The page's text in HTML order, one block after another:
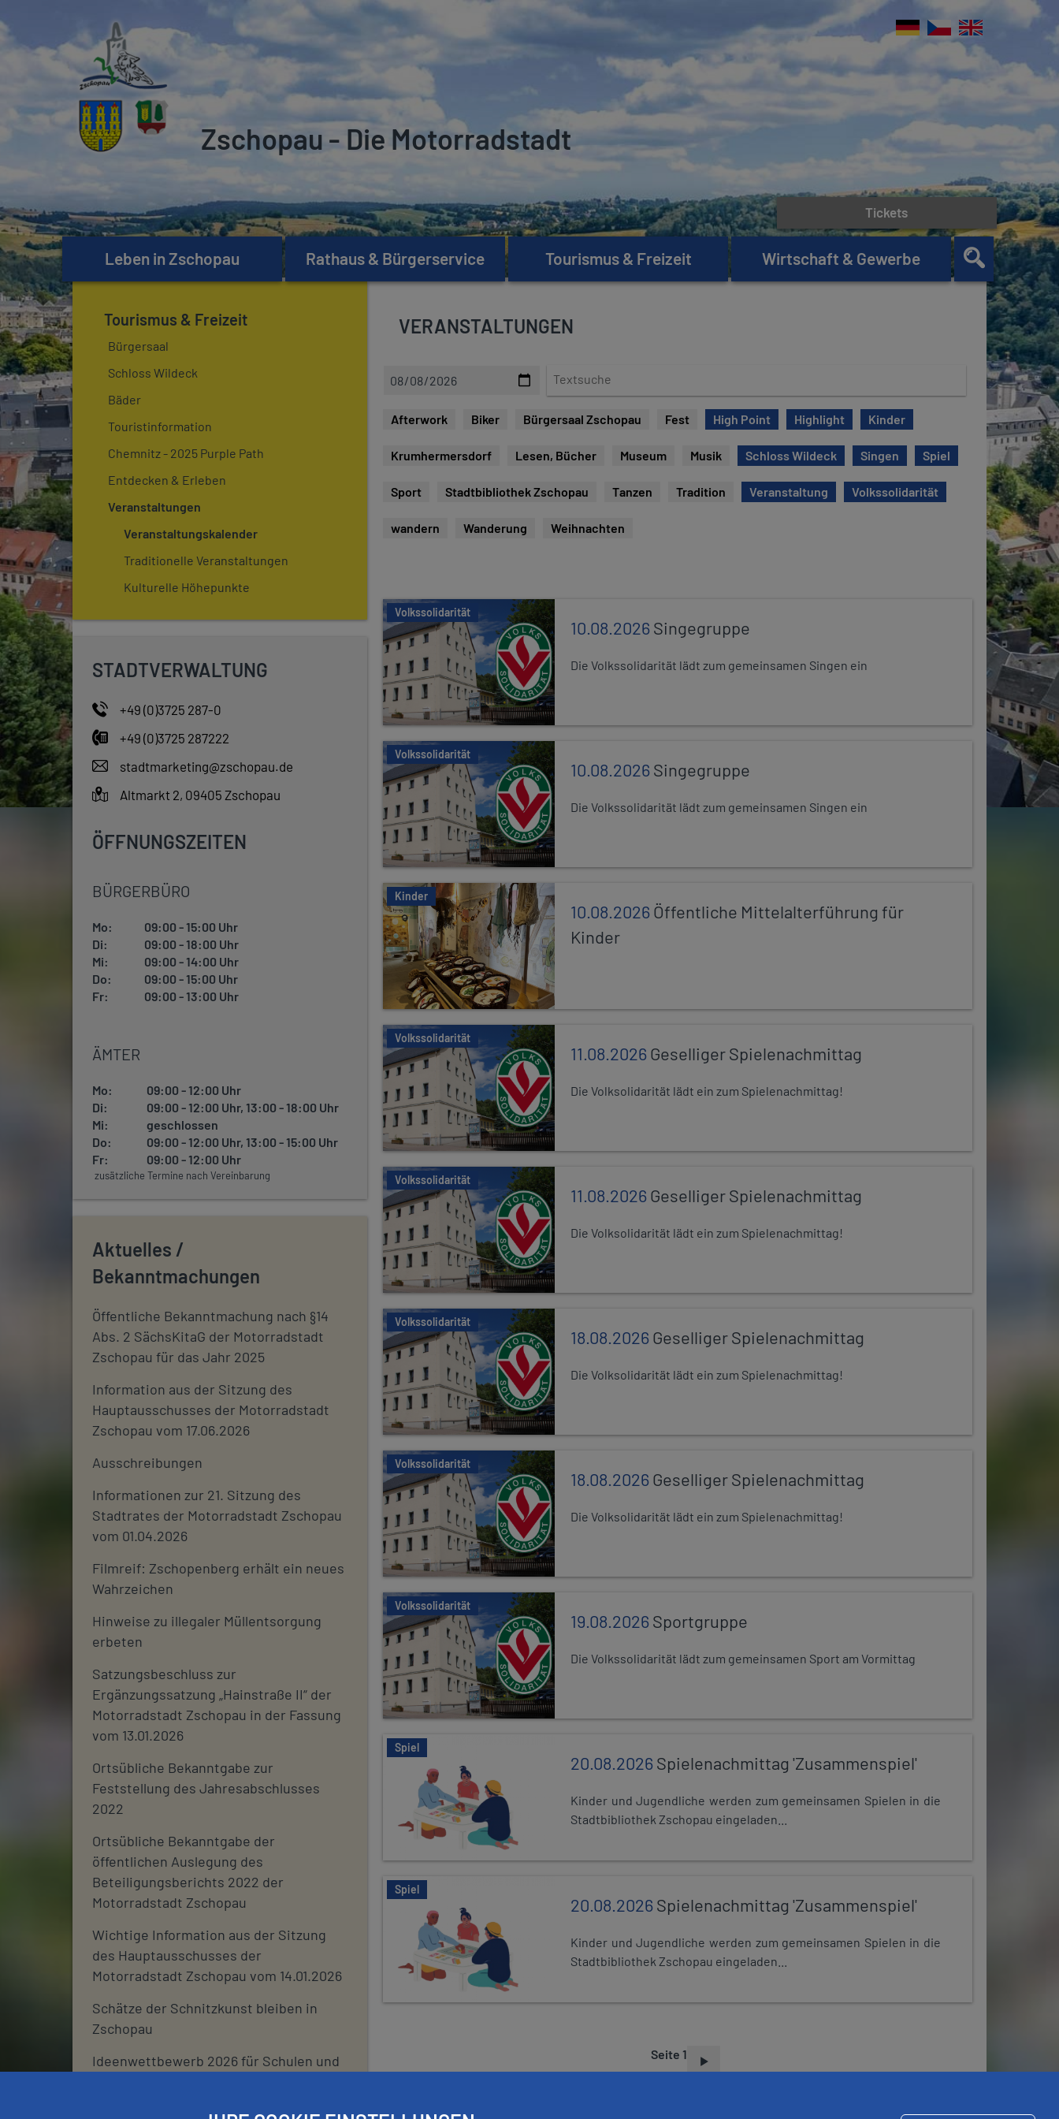
Zschopau - Die Motorradstadt
Leben in Zschopau Rathaus & Bürgerservice Tourismus & Freizeit Wirtschaft & Gewerbe
Tickets
Tourismus & Freizeit
Bürgersaal
Schloss Wildeck
Bäder
Touristinformation
Chemnitz - 2025 Purple Path
Entdecken & Erleben
Veranstaltungen
Veranstaltungskalender
Traditionelle Veranstaltungen
Kulturelle Höhepunkte
STADTVERWALTUNG
+49 (0)3725 287-0
+49 (0)3725 287222
stadtmarketing@zschopau.de
Altmarkt 2, 09405 Zschopau
ÖFFNUNGSZEITEN
BÜRGERBÜRO
Mo:
09:00 - 15:00 Uhr
Di:
09:00 - 18:00 Uhr
Mi:
09:00 - 14:00 Uhr
Do:
09:00 - 15:00 Uhr
Fr:
09:00 - 13:00 Uhr
ÄMTER
Mo:
09:00 - 12:00 Uhr
Di:
09:00 - 12:00 Uhr, 13:00 - 18:00 Uhr
Mi:
geschlossen
Do:
09:00 - 12:00 Uhr, 13:00 - 15:00 Uhr
Fr:
09:00 - 12:00 Uhr
zusätzliche Termine nach Vereinbarung
Aktuelles /
Bekanntmachungen
Öffentliche Bekanntmachung nach §14
Abs. 2 SächsKitaG der Motorradstadt
Zschopau für das Jahr 2025
Information aus der Sitzung des
Hauptausschusses der Motorradstadt
Zschopau vom 17.06.2026
Ausschreibungen
Informationen zur 21. Sitzung des
Stadtrates der Motorradstadt Zschopau
vom 01.04.2026
Filmreif: Zschopenberg erhält ein neues
Wahrzeichen
Hinweise zu illegaler Müllentsorgung
erbeten
Satzungsbeschluss zur
Ergänzungssatzung „Hainstraße II“ der
Motorradstadt Zschopau in der Fassung
vom 13.01.2026
Ortsübliche Bekanntgabe zur
Feststellung des Jahresabschlusses
2022
Ortsübliche Bekanntgabe der
öffentlichen Auslegung des
Beteiligungsberichts 2022 der
Motorradstadt Zschopau
Wichtige Information aus der Sitzung
des Hauptausschusses der
Motorradstadt Zschopau vom 14.01.2026
Schätze der Schnitzkunst bleiben in
Zschopau
Ideenwettbewerb 2026 für Schulen und
Stadtjournal 2026: Wir suchen euch
VERANSTALTUNGEN
t
u
h
Afterwork Biker Bürgersaal Zschopau Fest High Point Highlight Kinder
Krumhermersdorf Lesen, Bücher Museum Musik Schloss Wildeck Singen Spiel
Sport Stadtbibliothek Zschopau Tanzen Tradition Veranstaltung Volkssolidarität
wandern Wanderung Weihnachten
Volkssolidarität
10.08.2026Singegruppe
Die Volkssolidarität lädt zum gemeinsamen Singen ein
Volkssolidarität
10.08.2026Singegruppe
Die Volkssolidarität lädt zum gemeinsamen Singen ein
Kinder
10.08.2026Öffentliche Mittelalterführung für
Kinder
Volkssolidarität
11.08.2026Geselliger Spielenachmittag
Die Volksolidarität lädt ein zum Spielenachmittag!
Volkssolidarität
11.08.2026Geselliger Spielenachmittag
Die Volksolidarität lädt ein zum Spielenachmittag!
Volkssolidarität
18.08.2026Geselliger Spielenachmittag
Die Volksolidarität lädt ein zum Spielenachmittag!
Volkssolidarität
18.08.2026Geselliger Spielenachmittag
Die Volksolidarität lädt ein zum Spielenachmittag!
Volkssolidarität
19.08.2026Sportgruppe
Die Volkssolidarität lädt zum gemeinsamen Sport am Vormittag
Spiel
20.08.2026Spielenachmittag 'Zusammenspiel'
Kinder und Jugendliche werden zum gemeinsamen Spielen in die
Stadtbibliothek Zschopau eingeladen...
Spiel
20.08.2026Spielenachmittag 'Zusammenspiel'
Kinder und Jugendliche werden zum gemeinsamen Spielen in die
Stadtbibliothek Zschopau eingeladen...
S
I
Seite 1